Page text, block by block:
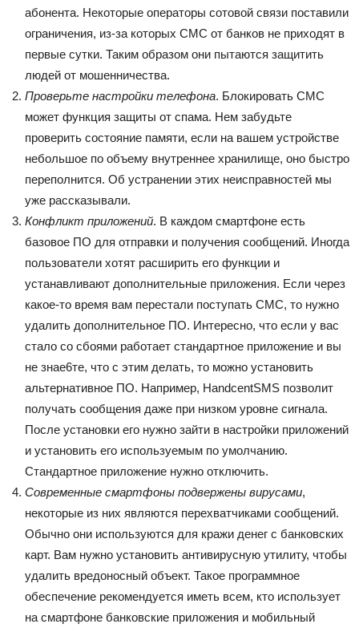
абонента. Некоторые операторы сотовой связи поставили
ограничения, из-за которых СМС от банков не приходят в
первые сутки. Таким образом они пытаются защитить
людей от мошенничества.
Проверьте настройки телефона. Блокировать СМС
может функция защиты от спама. Нем забудьте
проверить состояние памяти, если на вашем устройстве
небольшое по объему внутреннее хранилище, оно быстро
переполнится. Об устранении этих неисправностей мы
уже рассказывали.
Конфликт приложений. В каждом смартфоне есть
базовое ПО для отправки и получения сообщений. Иногда
пользователи хотят расширить его функции и
устанавливают дополнительные приложения. Если через
какое-то время вам перестали поступать СМС, то нужно
удалить дополнительное ПО. Интересно, что если у вас
стало со сбоями работает стандартное приложение и вы
не знае6те, что с этим делать, то можно установить
альтернативное ПО. Например, HandcentSMS позволит
получать сообщения даже при низком уровне сигнала.
После установки его нужно зайти в настройки приложений
и установить его используемым по умолчанию.
Стандартное приложение нужно отключить.
Современные смартфоны подвержены вирусами,
некоторые из них являются перехватчиками сообщений.
Обычно они используются для кражи денег с банковских
карт. Вам нужно установить антивирусную утилиту, чтобы
удалить вредоносный объект. Такое программное
обеспечение рекомендуется иметь всем, кто использует
на смартфоне банковские приложения и мобильный